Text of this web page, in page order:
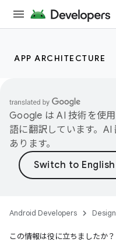
APP ARCHITECTURE
Google は AI 技術を使
語に翻訳しています。
あります。
Android Developers
この情報は役に立ちましたか？